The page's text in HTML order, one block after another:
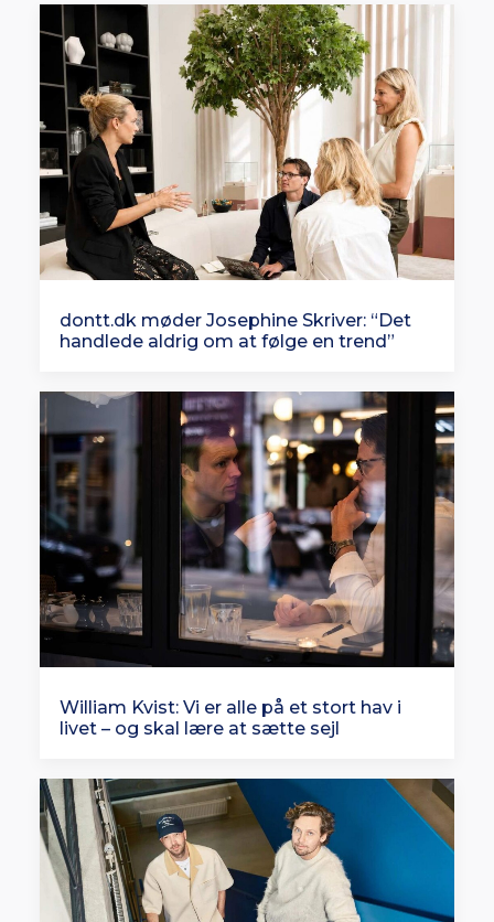
dontt.dk møder Josephine Skriver: “Det
handlede aldrig om at følge en trend”
William Kvist: Vi er alle på et stort hav i
livet – og skal lære at sætte sejl